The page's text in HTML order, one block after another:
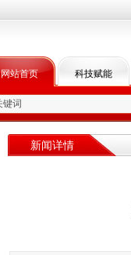
网站首页 科技赋能
新闻详情